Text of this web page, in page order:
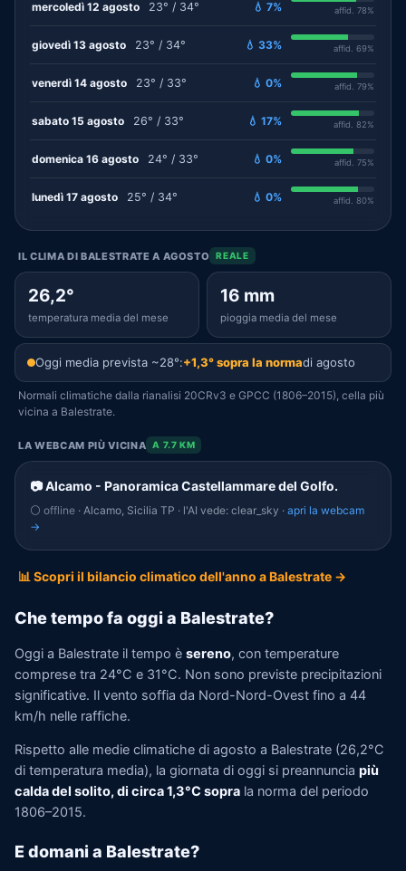
mercoledì 12 agosto 23° / 34° 💧 7% affid. 78%
giovedì 13 agosto 23° / 34° 💧 33% affid. 69%
venerdì 14 agosto 23° / 33° 💧 0% affid. 79%
sabato 15 agosto 26° / 33° 💧 17% affid. 82%
domenica 16 agosto 24° / 33° 💧 0% affid. 75%
lunedì 17 agosto 25° / 34° 💧 0% affid. 80%
IL CLIMA DI BALESTRATE A AGOSTO REALE
26,2°
temperatura media del mese
16 mm
pioggia media del mese
Oggi media prevista ~28°:+1,3° sopra la normadi agosto
Normali climatiche dalla rianalisi 20CRv3 e GPCC (1806–2015), cella più
vicina a Balestrate.
LA WEBCAM PIÙ VICINA A 7.7 KM
📷 Alcamo - Panoramica Castellammare del Golfo.
⚪ offline · Alcamo, Sicilia TP · l'AI vede: clear_sky · apri la webcam
→
📊 Scopri il bilancio climatico dell'anno a Balestrate →
Che tempo fa oggi a Balestrate?
Oggi a Balestrate il tempo è sereno, con temperature
comprese tra 24°C e 31°C. Non sono previste precipitazioni
significative. Il vento soffia da Nord-Nord-Ovest fino a 44
km/h nelle raffiche.
Rispetto alle medie climatiche di agosto a Balestrate (26,2°C
di temperatura media), la giornata di oggi si preannuncia più
calda del solito, di circa 1,3°C sopra la norma del periodo
1806–2015.
E domani a Balestrate?